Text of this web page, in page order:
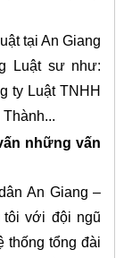
tại An Giang
Luật sư như:
ty Luật TNHH
những vấn
An Giang –
tôi với đội ngũ
thống tổng đài